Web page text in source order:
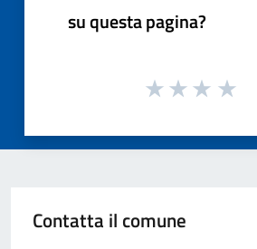
su questa pagina?
Contatta il comune